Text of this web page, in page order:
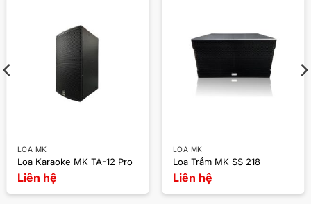
LOA MK
Loa Karaoke MK TA-12 Pro
Liên hệ
LOA MK
Loa Trầm MK SS 218
Liên hệ